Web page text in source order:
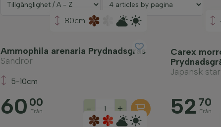
80cm
Ammophila arenaria Prydnadsgräs
Sandrör
5-10cm
60 00
Från - +
Carex
Japansk
52 70
Från